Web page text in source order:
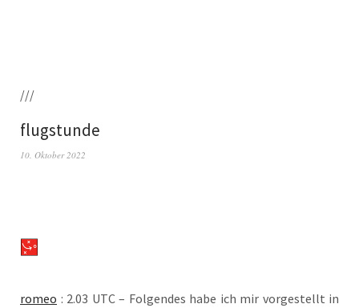
///
flugstunde
10. Oktober 2022
romeo : 2.03 UTC – Fol­gen­des habe ich mir vor­ge­stellt in